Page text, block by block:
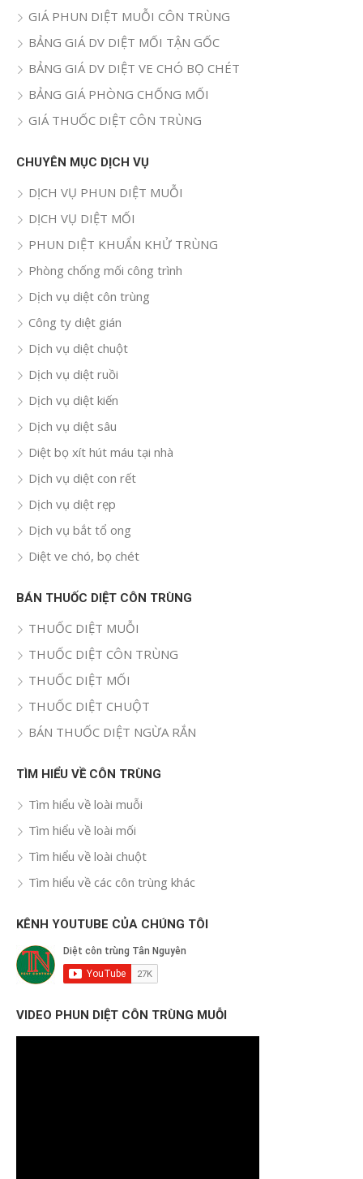
GIÁ PHUN DIỆT MUỖI CÔN TRÙNG
BẢNG GIÁ DV DIỆT MỐI TẬN GỐC
BẢNG GIÁ DV DIỆT VE CHÓ BỌ CHÉT
BẢNG GIÁ PHÒNG CHỐNG MỐI
GIÁ THUỐC DIỆT CÔN TRÙNG
CHUYÊN MỤC DỊCH VỤ
DỊCH VỤ PHUN DIỆT MUỖI
DỊCH VỤ DIỆT MỐI
PHUN DIỆT KHUẨN KHỬ TRÙNG
Phòng chống mối công trình
Dịch vụ diệt côn trùng
Công ty diệt gián
Dịch vụ diệt chuột
Dịch vụ diệt ruồi
Dịch vụ diệt kiến
Dịch vụ diệt sâu
Diệt bọ xít hút máu tại nhà
Dịch vụ diệt con rết
Dịch vụ diệt rẹp
Dịch vụ bắt tổ ong
Diệt ve chó, bọ chét
BÁN THUỐC DIỆT CÔN TRÙNG
THUỐC DIỆT MUỖI
THUỐC DIỆT CÔN TRÙNG
THUỐC DIỆT MỐI
THUỐC DIỆT CHUỘT
BÁN THUỐC DIỆT NGỪA RẮN
TÌM HIỂU VỀ CÔN TRÙNG
Tìm hiểu về loài muỗi
Tìm hiểu về loài mối
Tìm hiểu về loài chuột
Tìm hiểu về các côn trùng khác
KÊNH YOUTUBE CỦA CHÚNG TÔI
VIDEO PHUN DIỆT CÔN TRÙNG MUỖI